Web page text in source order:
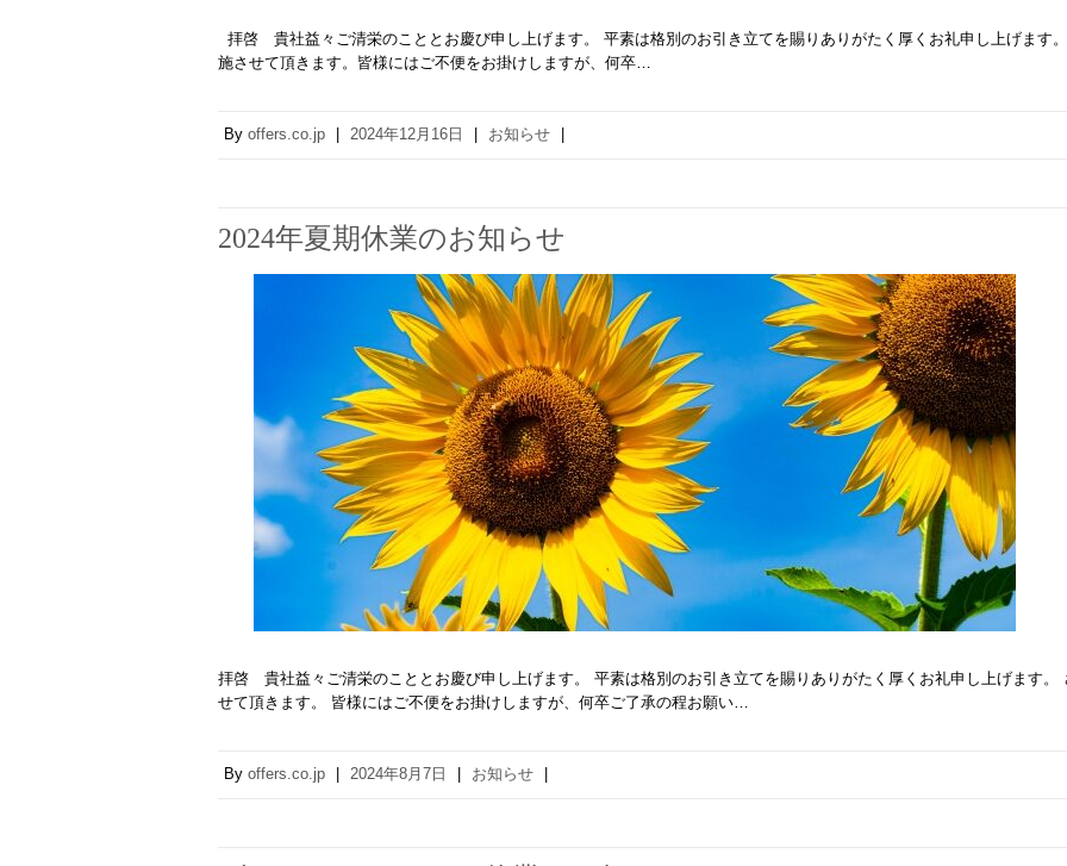
拝啓 貴社益々ご清栄のこととお慶び申し上げます。 平素は格別のお引き立てを賜りありがたく厚くお礼申し上げます
施させて頂きます。皆様にはご不便をお掛けしますが、何卒…
By offers.co.jp | 2024年12月16日 | お知らせ |
2024年夏期休業のお知らせ
拝啓 貴社益々ご清栄のこととお慶び申し上げます。 平素は格別のお引き立てを賜りありがたく厚くお礼申し上げます。
せて頂きます。 皆様にはご不便をお掛けしますが、何卒ご了承の程お願い…
By offers.co.jp | 2024年8月7日 | お知らせ |